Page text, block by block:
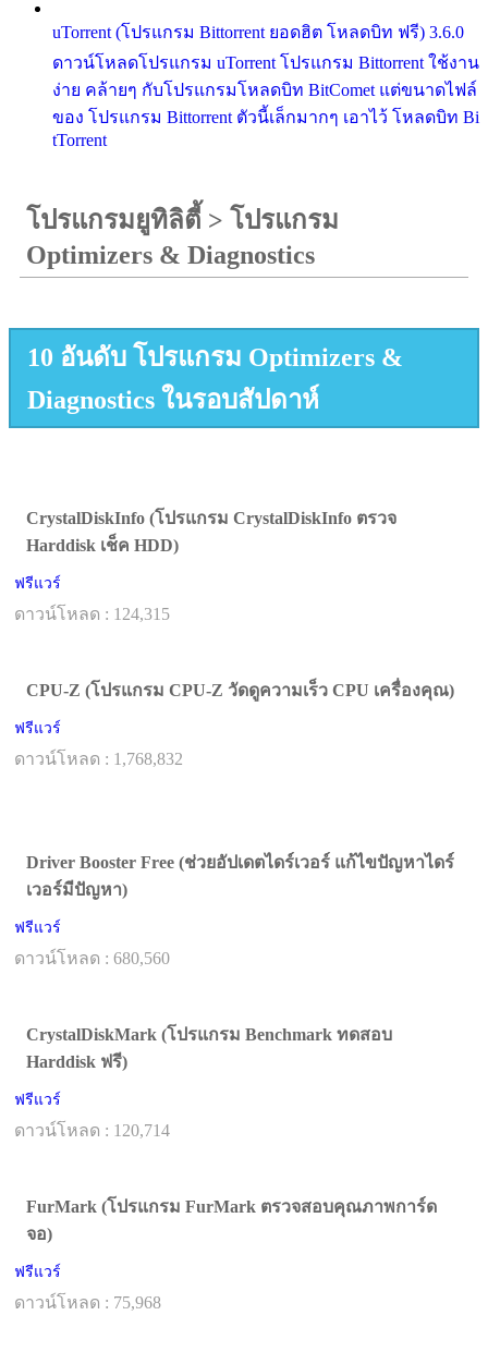
uTorrent (โปรแกรม Bittorrent ยอดฮิต โหลดบิท ฟรี) 3.6.0
ดาวน์โหลดโปรแกรม uTorrent โปรแกรม Bittorrent ใช้งาน
ง่าย คล้ายๆ กับโปรแกรมโหลดบิท BitComet แต่ขนาดไฟล์
ของ โปรแกรม Bittorrent ตัวนี้เล็กมากๆ เอาไว้ โหลดบิท Bi
tTorrent
โปรแกรมยูทิลิตี้ > โปรแกรม
Optimizers & Diagnostics
10 อันดับ โปรแกรม Optimizers &
Diagnostics ในรอบสัปดาห์
CrystalDiskInfo (โปรแกรม CrystalDiskInfo ตรวจ
Harddisk เช็ค HDD)
ฟรีแวร์
ดาวน์โหลด : 124,315
CPU-Z (โปรแกรม CPU-Z วัดดูความเร็ว CPU เครื่องคุณ)
ฟรีแวร์
ดาวน์โหลด : 1,768,832
Driver Booster Free (ช่วยอัปเดตไดร์เวอร์ แก้ไขปัญหาไดร์
เวอร์มีปัญหา)
ฟรีแวร์
ดาวน์โหลด : 680,560
CrystalDiskMark (โปรแกรม Benchmark ทดสอบ
Harddisk ฟรี)
ฟรีแวร์
ดาวน์โหลด : 120,714
FurMark (โปรแกรม FurMark ตรวจสอบคุณภาพการ์ด
จอ)
ฟรีแวร์
ดาวน์โหลด : 75,968